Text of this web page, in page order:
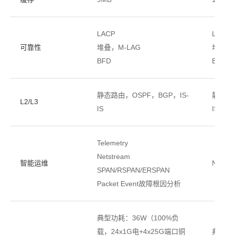
可靠性
LACP
堆叠，M-LAG
BFD
堆
L2/L3
静态路由，OSPF，BGP，IS-
IS
静
IS
智能运维
Telemetry
Netstream
SPAN/RSPAN/ERSPAN
Packet Event故障根因分析
典型功耗：36W（100%负
载，24x1G电+4x25G端口铜
典